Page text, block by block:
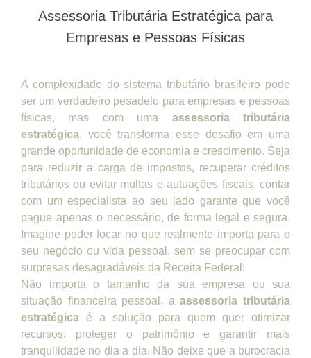
Assessoria Tributária Estratégica para
Empresas e Pessoas Físicas
A complexidade do sistema tributário brasileiro pode
ser um verdadeiro pesadelo para empresas e pessoas
físicas, mas com uma assessoria tributária
estratégica, você transforma esse desafio em uma
grande oportunidade de economia e crescimento. Seja
para reduzir a carga de impostos, recuperar créditos
tributários ou evitar multas e autuações fiscais, contar
com um especialista ao seu lado garante que você
pague apenas o necessário, de forma legal e segura.
Imagine poder focar no que realmente importa para o
seu negócio ou vida pessoal, sem se preocupar com
surpresas desagradáveis da Receita Federal!
Não importa o tamanho da sua empresa ou sua
situação financeira pessoal, aassessoria tributária
estratégica é a solução para quem quer otimizar
recursos, proteger o patrimônio e garantir mais
tranquilidade no dia a dia. Não deixe que a burocracia